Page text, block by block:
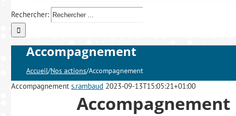
Rechercher:
Accompagnement
Accueil/Nos actions/Accompagnement
Accompagnement s.rambaud 2023-09-13T15:05:21+01:00
Accompagnement